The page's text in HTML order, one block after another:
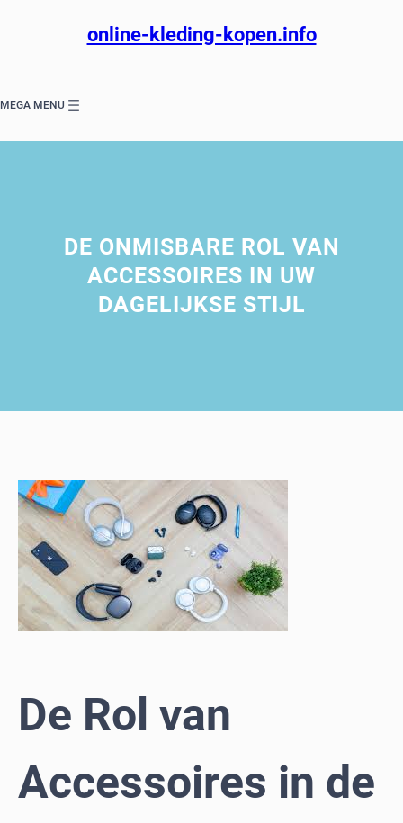
online-kleding-kopen.info
MEGA MENU
DE ONMISBARE ROL VAN
ACCESSOIRES IN UW
DAGELIJKSE STIJL
De Rol van
Accessoires in de